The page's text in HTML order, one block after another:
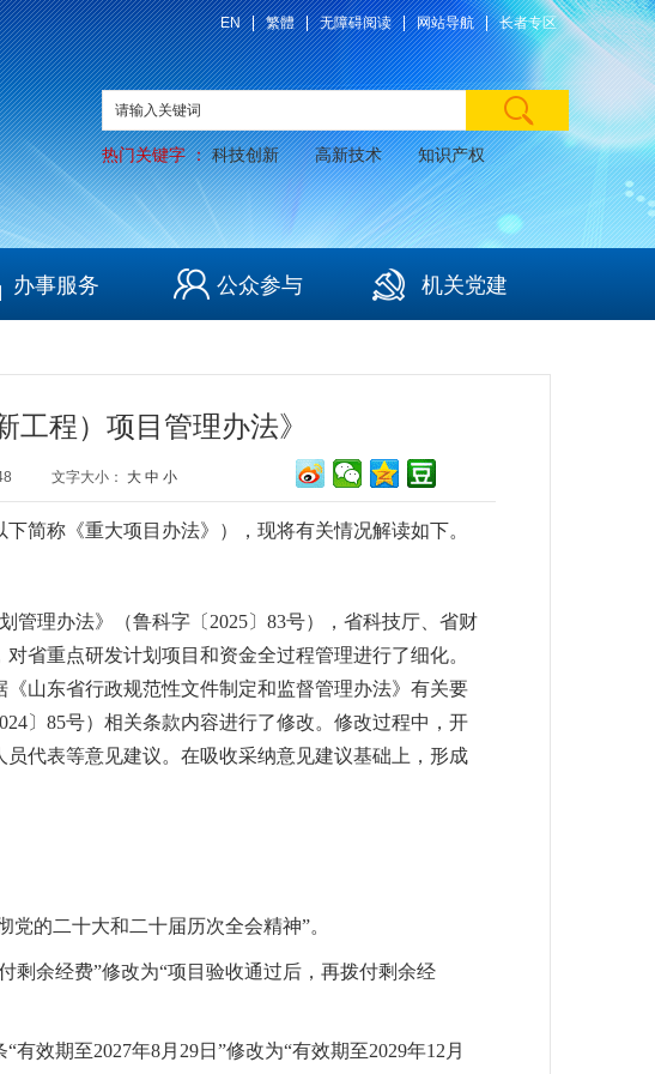
EN 繁體 无障碍阅读 网站导航 长者专区
热门关键字 ： 科技创新 高新技术 知识产权
办事服务 公众参与 机关党建
程）项目管理办法》
文字大小： 大 中 小
简称《重大项目办法》），现将有关情况解读如下。
管理办法》（鲁科字〔2025〕83号），省科技厅、省财
省重点研发计划项目和资金全过程管理进行了细化。
山东省行政规范性文件制定和监督管理办法》有关要
〕85号）相关条款内容进行了修改。修改过程中，开
代表等意见建议。在吸收采纳意见建议基础上，形成
党的二十大和二十届历次全会精神”。
剩余经费”修改为“项目验收通过后，再拨付剩余经
效期至2027年8月29日”修改为“有效期至2029年12月